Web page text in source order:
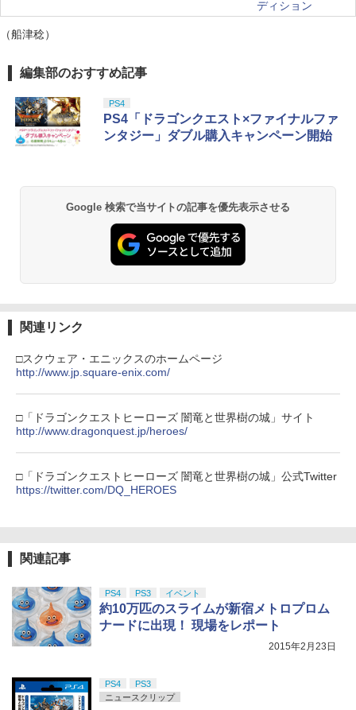
ディション
（船津稔）
編集部のおすすめ記事
PS4
PS4「ドラゴンクエスト×ファイナルファ
ンタジー」ダブル購入キャンペーン開始
Google 検索で当サイトの記事を優先表示させる
関連リンク
□スクウェア・エニックスのホームページ
http://www.jp.square-enix.com/
□「ドラゴンクエストヒーローズ 闇竜と世界樹の城」サイト
http://www.dragonquest.jp/heroes/
□「ドラゴンクエストヒーローズ 闇竜と世界樹の城」公式Twitter
https://twitter.com/DQ_HEROES
関連記事
PS4 PS3 イベント
約10万匹のスライムが新宿メトロプロム
ナードに出現！ 現場をレポート
2015年2月23日
PS4
PS3
ニュースクリップ